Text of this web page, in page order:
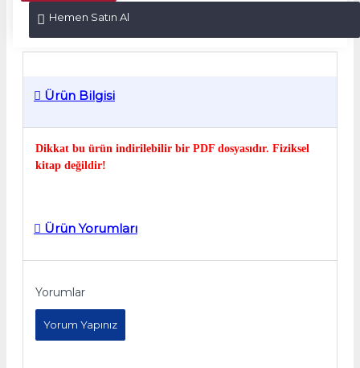
Hemen Satın Al
Ürün Bilgisi
Dikkat bu ürün indirilebilir bir PDF dosyasıdır. Fiziksel
kitap değildir!
Ürün Yorumları
Yorumlar
Yorum Yapınız